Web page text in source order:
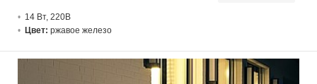
14 Вт, 220В
Цвет: ржавое железо